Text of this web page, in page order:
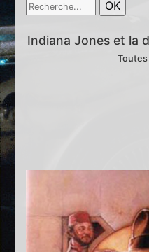
Indiana Jones et la